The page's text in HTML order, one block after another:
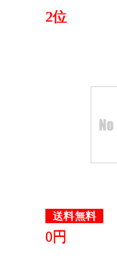
2位
送料無料
0円